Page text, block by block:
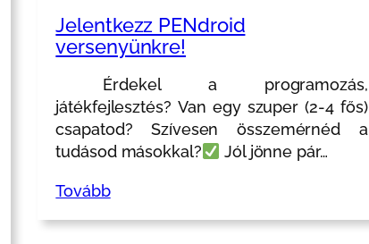
Jelentkezz PENdroid
versenyünkre!
Érdekel a programozás,
játékfejlesztés? Van egy szuper (2-4 fős)
csapatod? Szívesen összemérnéd a
tudásod másokkal?
Jól jönne pár…
Tovább